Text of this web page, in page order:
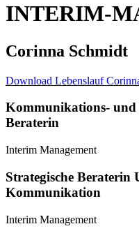
INTERIM-
Corinna Schmidt
Download Lebenslauf
Kommunikations-
Beraterin
Interim Management
Strategische Beraterin
Kommunikation
Interim Management